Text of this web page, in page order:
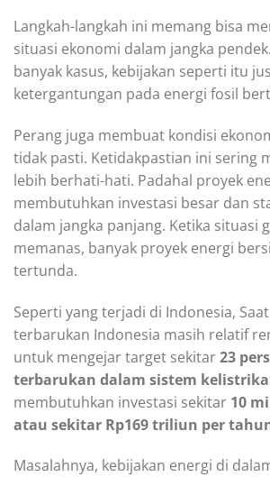
Langkah-langkah ini memang bisa
situasi ekonomi dalam jangka
banyak kasus, kebijakan seperti itu
ketergantungan pada energi fosil
Perang juga membuat kondisi
tidak pasti. Ketidakpastian ini sering
lebih berhati-hati. Padahal proyek
membutuhkan investasi besar dan
dalam jangka panjang. Ketika situasi
memanas, banyak proyek energi
tertunda.
Seperti yang terjadi di Indonesia,
terbarukan Indonesia masih relatif
untuk mengejar target sekitar23
terbarukan dalam sistem
membutuhkan investasi sekitar 10
atau sekitar Rp169 triliun per
Masalahnya, kebijakan energi di